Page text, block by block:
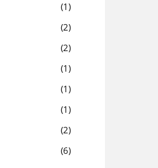
1
2
2
1
1
1
2
6